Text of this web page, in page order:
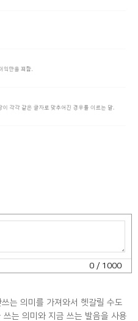
0 / 1000
는 의미를 가져와서 헷갈릴 수도
는 의미와 지금 쓰는 발음을 사용